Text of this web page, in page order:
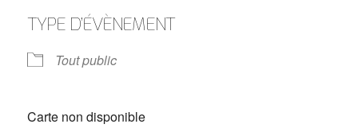
TYPE D’ÉVÈNEMENT
Tout public
Carte non disponible